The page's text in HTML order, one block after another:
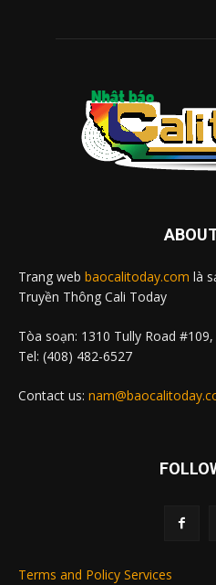
Trang web baocalitoday.com là
Truyền Thông Cali Today
Tòa soạn: 1310 Tully Road #109,
Tel: (408) 482-6527
Contact us:
Terms and Policy Services